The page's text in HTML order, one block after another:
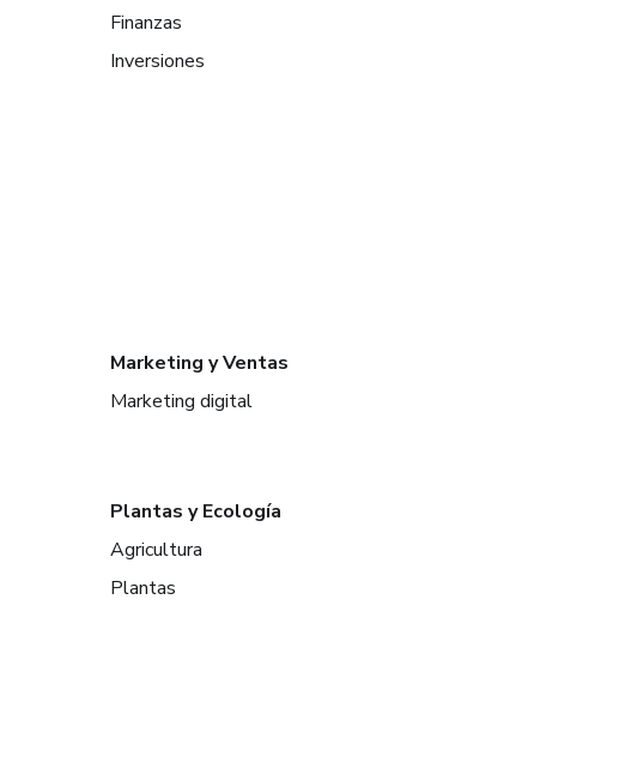
Finanzas
Inversiones
Marketing y Ventas
Marketing digital
Plantas y Ecología
Agricultura
Plantas